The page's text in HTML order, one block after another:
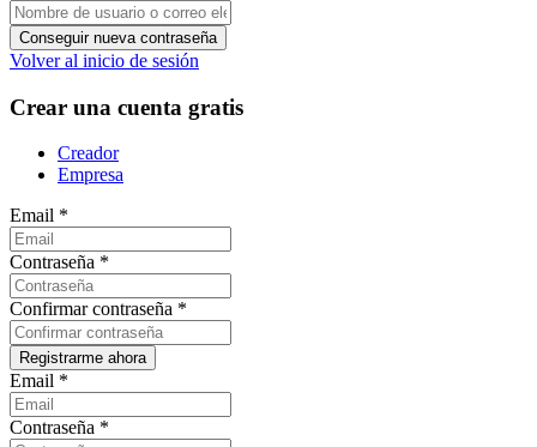
Volver al inicio de sesión
Crear una cuenta gratis
Creador
Empresa
Email *
Contraseña *
Confirmar contraseña *
Email *
Contraseña *